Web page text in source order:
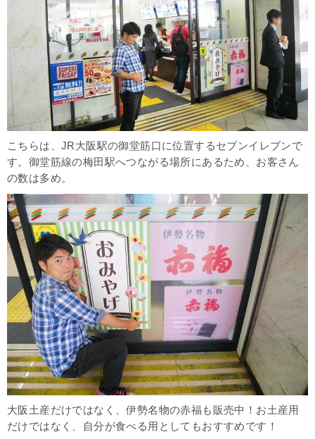
変わり種のお土産2選
爽やかな味が特徴「大阪レモンスカッシュわらび餅」
パティシエが作る本気のスイーツ「たこパティエ」
大阪駅でも買える関西のお土産3選
【三重県】伊勢名物「赤福」
【兵庫県】神戸の人気スイーツ「魔法の壺プリン」
【京都府】抹茶と豆乳で作った「京ばあむ」
食べ物だけじゃない！大阪ならではのグッズ3選
ICOCAのキャラクターグッズ
ノリメーカー「フエキ」のキャラクターグッズ
さらに大阪らしさを求めるなら「ビリケンさん」一択！！
まとめ
こちらは、JR大阪駅の御堂筋口に位置するセブンイレブンで
す。御堂筋線の梅田駅へつながる場所にあるため、お客さん
の数は多め。
大阪土産だけではなく、伊勢名物の赤福も販売中！お土産用
だけではなく、自分が食べる用としてもおすすめです！